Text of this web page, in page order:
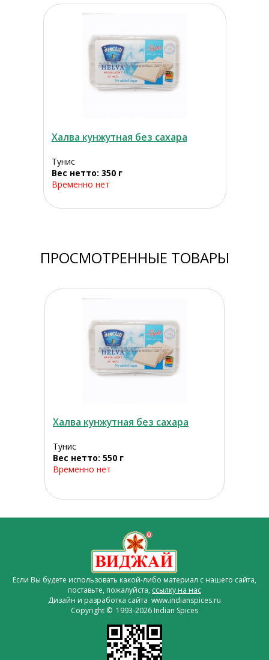
Халва кунжутная без сахара
Тунис
Вес нетто: 350 г
Временно нет
ПРОСМОТРЕННЫЕ ТОВАРЫ
Халва кунжутная без сахара
Тунис
Вес нетто: 550 г
Временно нет
Если Вы будете использовать какой-либо материал с нашего сайта,
поставьте, пожалуйста, ссылку на нас
Дизайн и разработка сайта www.indianspices.ru
Copyright © 1993-2026 Indian Spices